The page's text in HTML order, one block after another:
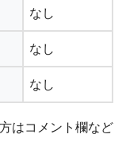
なし
なし
なし
はコメント欄など